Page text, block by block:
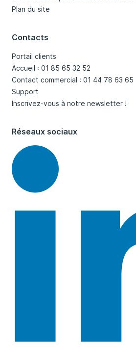
Plan du site
Contacts
Portail clients
Accueil : 01 85 65 32 52
Contact commercial : 01 44 78 63 65
Support
Inscrivez-vous à notre newsletter !
Réseaux sociaux